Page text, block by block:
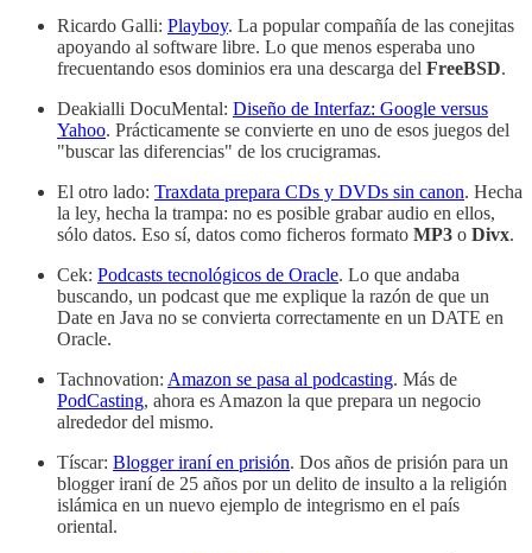
Ricardo Galli: Playboy. La popular compañía de las conejitas
apoyando al software libre. Lo que menos esperaba uno
frecuentando esos dominios era una descarga del FreeBSD.
Deakialli DocuMental: Diseño de Interfaz: Google versus
Yahoo. Prácticamente se convierte en uno de esos juegos del
"buscar las diferencias" de los crucigramas.
El otro lado: Traxdata prepara CDs y DVDs sin canon. Hecha
la ley, hecha la trampa: no es posible grabar audio en ellos,
sólo datos. Eso sí, datos como ficheros formato MP3 o Divx.
Cek: Podcasts tecnológicos de Oracle. Lo que andaba
buscando, un podcast que me explique la razón de que un
Date en Java no se convierta correctamente en un DATE en
Oracle.
Tachnovation: Amazon se pasa al podcasting. Más de
PodCasting, ahora es Amazon la que prepara un negocio
alrededor del mismo.
Tíscar: Blogger iraní en prisión. Dos años de prisión para un
blogger iraní de 25 años por un delito de insulto a la religión
islámica en un nuevo ejemplo de integrismo en el país
oriental.